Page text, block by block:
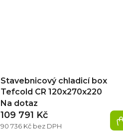
Stavebnicový chladicí box
Tefcold CR 120x270x220
Na dotaz
90 736 Kč bez DPH
109 791 Kč